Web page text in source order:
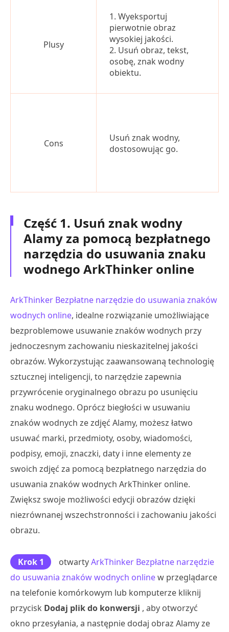
Plusy
1. Wyeksportuj
pierwotnie obraz
wysokiej jakości.
2. Usuń obraz, tekst,
osobę, znak wodny
obiektu.
Cons
Usuń znak wodny,
dostosowując go.
Część 1. Usuń znak wodny
Alamy za pomocą bezpłatnego
narzędzia do usuwania znaku
wodnego ArkThinker online
ArkThinker Bezpłatne narzędzie do usuwania znaków
wodnych online, idealne rozwiązanie umożliwiające
bezproblemowe usuwanie znaków wodnych przy
jednoczesnym zachowaniu nieskazitelnej jakości
obrazów. Wykorzystując zaawansowaną technologię
sztucznej inteligencji, to narzędzie zapewnia
przywrócenie oryginalnego obrazu po usunięciu
znaku wodnego. Oprócz biegłości w usuwaniu
znaków wodnych ze zdjęć Alamy, możesz łatwo
usuwać marki, przedmioty, osoby, wiadomości,
podpisy, emoji, znaczki, daty i inne elementy ze
swoich zdjęć za pomocą bezpłatnego narzędzia do
usuwania znaków wodnych ArkThinker online.
Zwiększ swoje możliwości edycji obrazów dzięki
niezrównanej wszechstronności i zachowaniu jakości
obrazu.
Krok 1 otwartyArkThinker Bezpłatne narzędzie
do usuwania znaków wodnych onlinew przeglądarce
na telefonie komórkowym lub komputerze kliknij
przycisk Dodaj plik do konwersji , aby otworzyć
okno przesyłania, a następnie dodaj obraz Alamy ze